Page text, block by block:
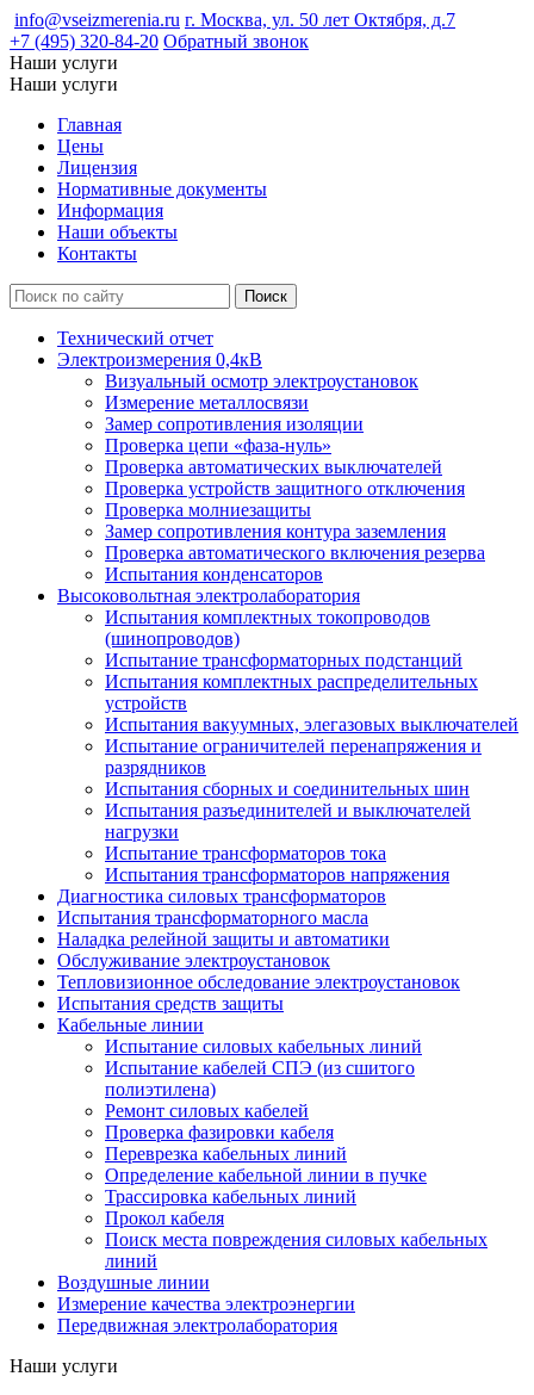
info@vseizmerenia.ru г. Москва, ул. 50 лет Октября, д.7
+7 (495) 320-84-20 Обратный звонок
Наши услуги
Наши услуги
Главная
Цены
Лицензия
Нормативные документы
Информация
Наши объекты
Контакты
Технический отчет
Электроизмерения 0,4кВ
Визуальный осмотр электроустановок
Измерение металлосвязи
Замер сопротивления изоляции
Проверка цепи «фаза-нуль»
Проверка автоматических выключателей
Проверка устройств защитного отключения
Проверка молниезащиты
Замер сопротивления контура заземления
Проверка автоматического включения резерва
Испытания конденсаторов
Высоковольтная электролаборатория
Испытания комплектных токопроводов
(шинопроводов)
Испытание трансформаторных подстанций
Испытания комплектных распределительных
устройств
Испытания вакуумных, элегазовых выключателей
Испытание ограничителей перенапряжения и
разрядников
Испытания сборных и соединительных шин
Испытания разъединителей и выключателей
нагрузки
Испытание трансформаторов тока
Испытания трансформаторов напряжения
Диагностика силовых трансформаторов
Испытания трансформаторного масла
Наладка релейной защиты и автоматики
Обслуживание электроустановок
Тепловизионное обследование электроустановок
Испытания средств защиты
Кабельные линии
Испытание силовых кабельных линий
Испытание кабелей СПЭ (из сшитого
полиэтилена)
Ремонт силовых кабелей
Проверка фазировки кабеля
Переврезка кабельных линий
Определение кабельной линии в пучке
Трассировка кабельных линий
Прокол кабеля
Поиск места повреждения силовых кабельных
линий
Воздушные линии
Измерение качества электроэнергии
Передвижная электролаборатория
Наши услуги